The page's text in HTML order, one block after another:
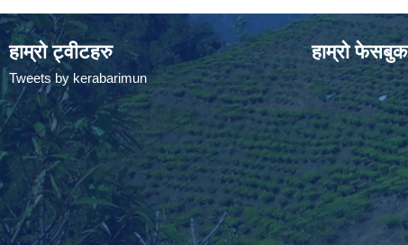
हाम्रो ट्वीटहरु
Tweets by kerabarimun
हाम्रो फेसबुक